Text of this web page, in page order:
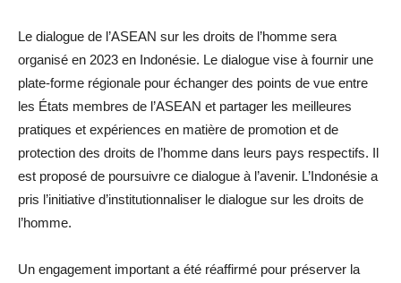
Le dialogue de l’ASEAN sur les droits de l’homme sera
organisé en 2023 en Indonésie. Le dialogue vise à fournir une
plate-forme régionale pour échanger des points de vue entre
les États membres de l’ASEAN et partager les meilleures
pratiques et expériences en matière de promotion et de
protection des droits de l’homme dans leurs pays respectifs. Il
est proposé de poursuivre ce dialogue à l’avenir. L’Indonésie a
pris l’initiative d’institutionnaliser le dialogue sur les droits de
l’homme.
Un engagement important a été réaffirmé pour préserver la